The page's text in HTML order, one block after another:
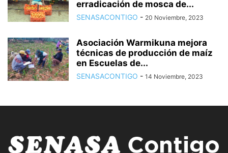
erradicación de mosca de...
SENASACONTIGO - 20 Noviembre, 2023
Asociación Warmikuna mejora
técnicas de producción de maíz
en Escuelas de...
SENASACONTIGO - 14 Noviembre, 2023